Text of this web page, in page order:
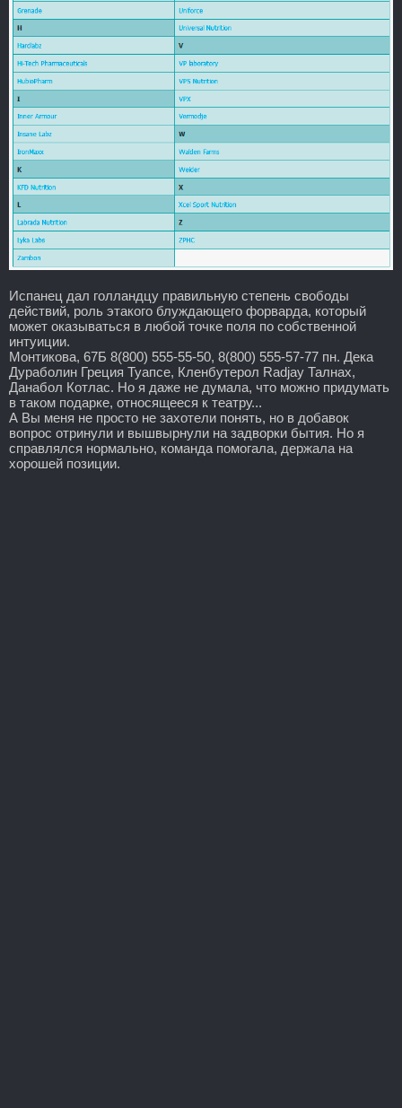
Испанец дал голландцу правильную степень свободы
действий, роль этакого блуждающего форварда, который
может оказываться в любой точке поля по собственной
интуиции.
Монтикова, 67Б 8(800) 555-55-50, 8(800) 555-57-77 пн. Дека
Дураболин Греция Туапсе, Кленбутерол Radjay Талнах,
Данабол Котлас. Но я даже не думала, что можно придумать
в таком подарке, относящееся к театру...
А Вы меня не просто не захотели понять, но в добавок
вопрос отринули и вышвырнули на задворки бытия. Но я
справлялся нормально, команда помогала, держала на
хорошей позиции.